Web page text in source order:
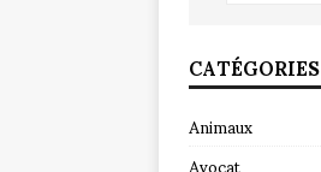
CATÉGORIES
Animaux